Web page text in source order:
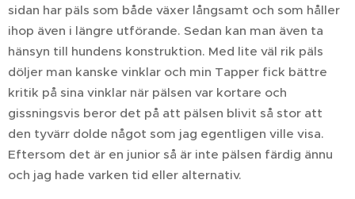
sidan har päls som både växer långsamt och som håller
ihop även i längre utförande. Sedan kan man även ta
hänsyn till hundens konstruktion. Med lite väl rik päls
döljer man kanske vinklar och min Tapper fick bättre
kritik på sina vinklar när pälsen var kortare och
gissningsvis beror det på att pälsen blivit så stor att
den tyvärr dolde något som jag egentligen ville visa.
Eftersom det är en junior så är inte pälsen färdig ännu
och jag hade varken tid eller alternativ.